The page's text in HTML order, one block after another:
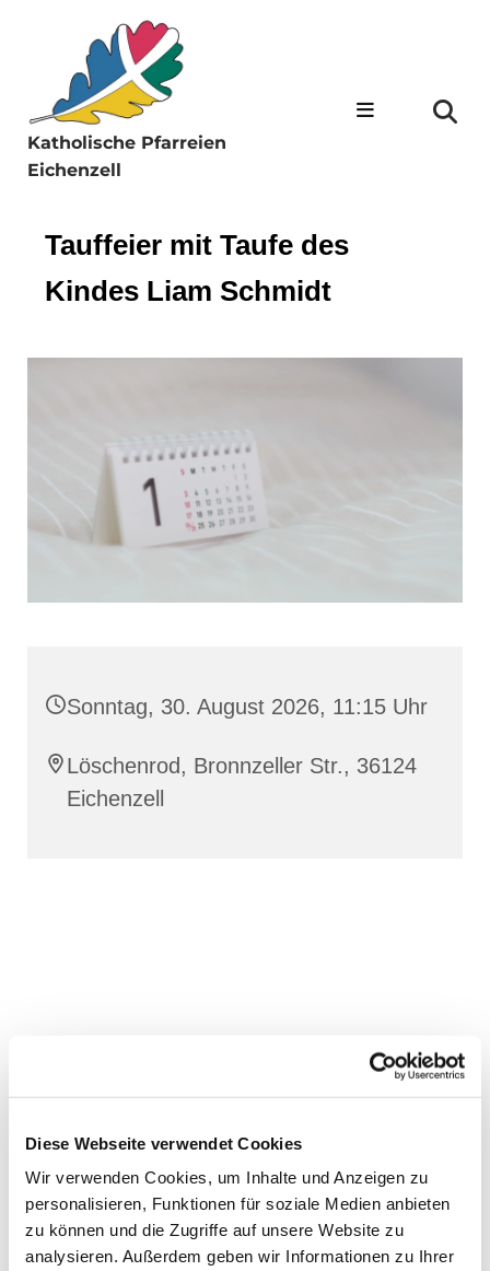
Diese Webseite verwendet Cookies
Wir verwenden Cookies, um Inhalte und Anzeigen zu
personalisieren, Funktionen für soziale Medien anbieten
zu können und die Zugriffe auf unsere Website zu
analysieren. Außerdem geben wir Informationen zu Ihrer
Katholische Pfarreien
Eichenzell
Tauffeier mit Taufe des
Kindes Liam Schmidt
Sonntag, 30. August 2026, 11:15 Uhr
Löschenrod, Bronnzeller Str., 36124
Eichenzell